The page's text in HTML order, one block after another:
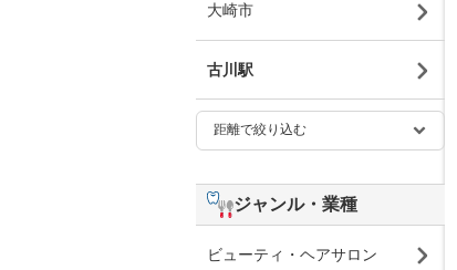
大崎市
古川駅
ジャンル・業種
ビューティ・ヘアサロン